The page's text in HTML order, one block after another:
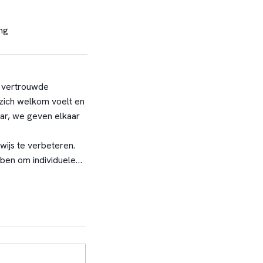
welkom voelt en
we geven elkaar
te verbeteren.
om individuele
weten leerlingen
de overstap